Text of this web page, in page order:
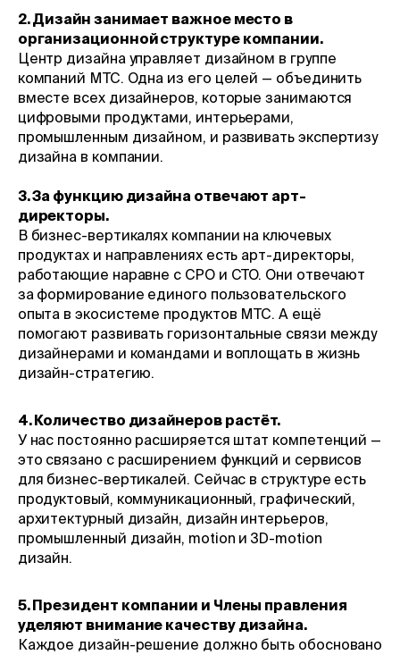
2. Дизайн занимает важное место в
организационной структуре компании.
Центр дизайна управляет дизайном в группе
компаний МТС. Одна из его целей — объединить
вместе всех дизайнеров, которые занимаются
цифровыми продуктами, интерьерами,
промышленным дизайном, и развивать экспертизу
дизайна в компании.
3. За функцию дизайна отвечают арт-
директоры.
В бизнес-вертикалях компании на ключевых
продуктах и направлениях есть арт-директоры,
работающие наравне с CPO и CTO. Они отвечают
за формирование единого пользовательского
опыта в экосистеме продуктов МТС. А ещё
помогают развивать горизонтальные связи между
дизайнерами и командами и воплощать в жизнь
дизайн-стратегию.
4. Количество дизайнеров растёт.
У нас постоянно расширяется штат компетенций —
это связано с расширением функций и сервисов
для бизнес-вертикалей. Сейчас в структуре есть
продуктовый, коммуникационный, графический,
архитектурный дизайн, дизайн интерьеров,
промышленный дизайн, motion и 3D-motion
дизайн.
5. Президент компании и Члены правления
уделяют внимание качеству дизайна.
Каждое дизайн-решение должно быть обосновано